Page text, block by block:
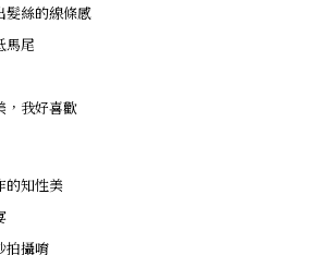
髮絲的線條感
馬尾
，我好喜歡
的知性美
拍攝唷